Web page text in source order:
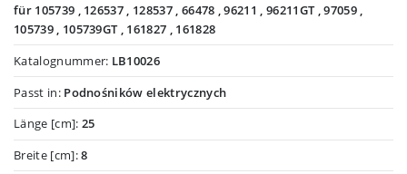
für 105739 , 126537 , 128537 , 66478 , 96211 , 96211GT , 97059 ,
105739 , 105739GT , 161827 , 161828
Katalognummer: LB10026
Passt in: Podnośników elektrycznych
Länge [cm]: 25
Breite [cm]:8